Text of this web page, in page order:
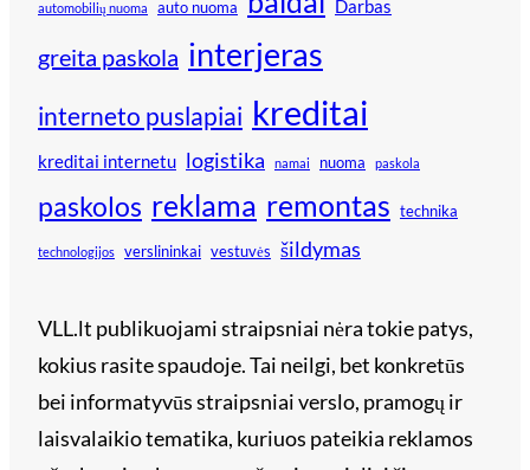
automobilių nuoma auto nuoma Darbas
greita paskola interjeras
interneto puslapiai kreditai
kreditai internetu logistika namai nuoma paskola
paskolos reklama remontas technika
technologijos verslininkai vestuvės šildymas
VLL.lt publikuojami straipsniai nėra tokie patys,
kokius rasite spaudoje. Tai neilgi, bet konkretūs
bei informatyvūs straipsniai verslo, pramogų ir
laisvalaikio tematika, kuriuos pateikia reklamos